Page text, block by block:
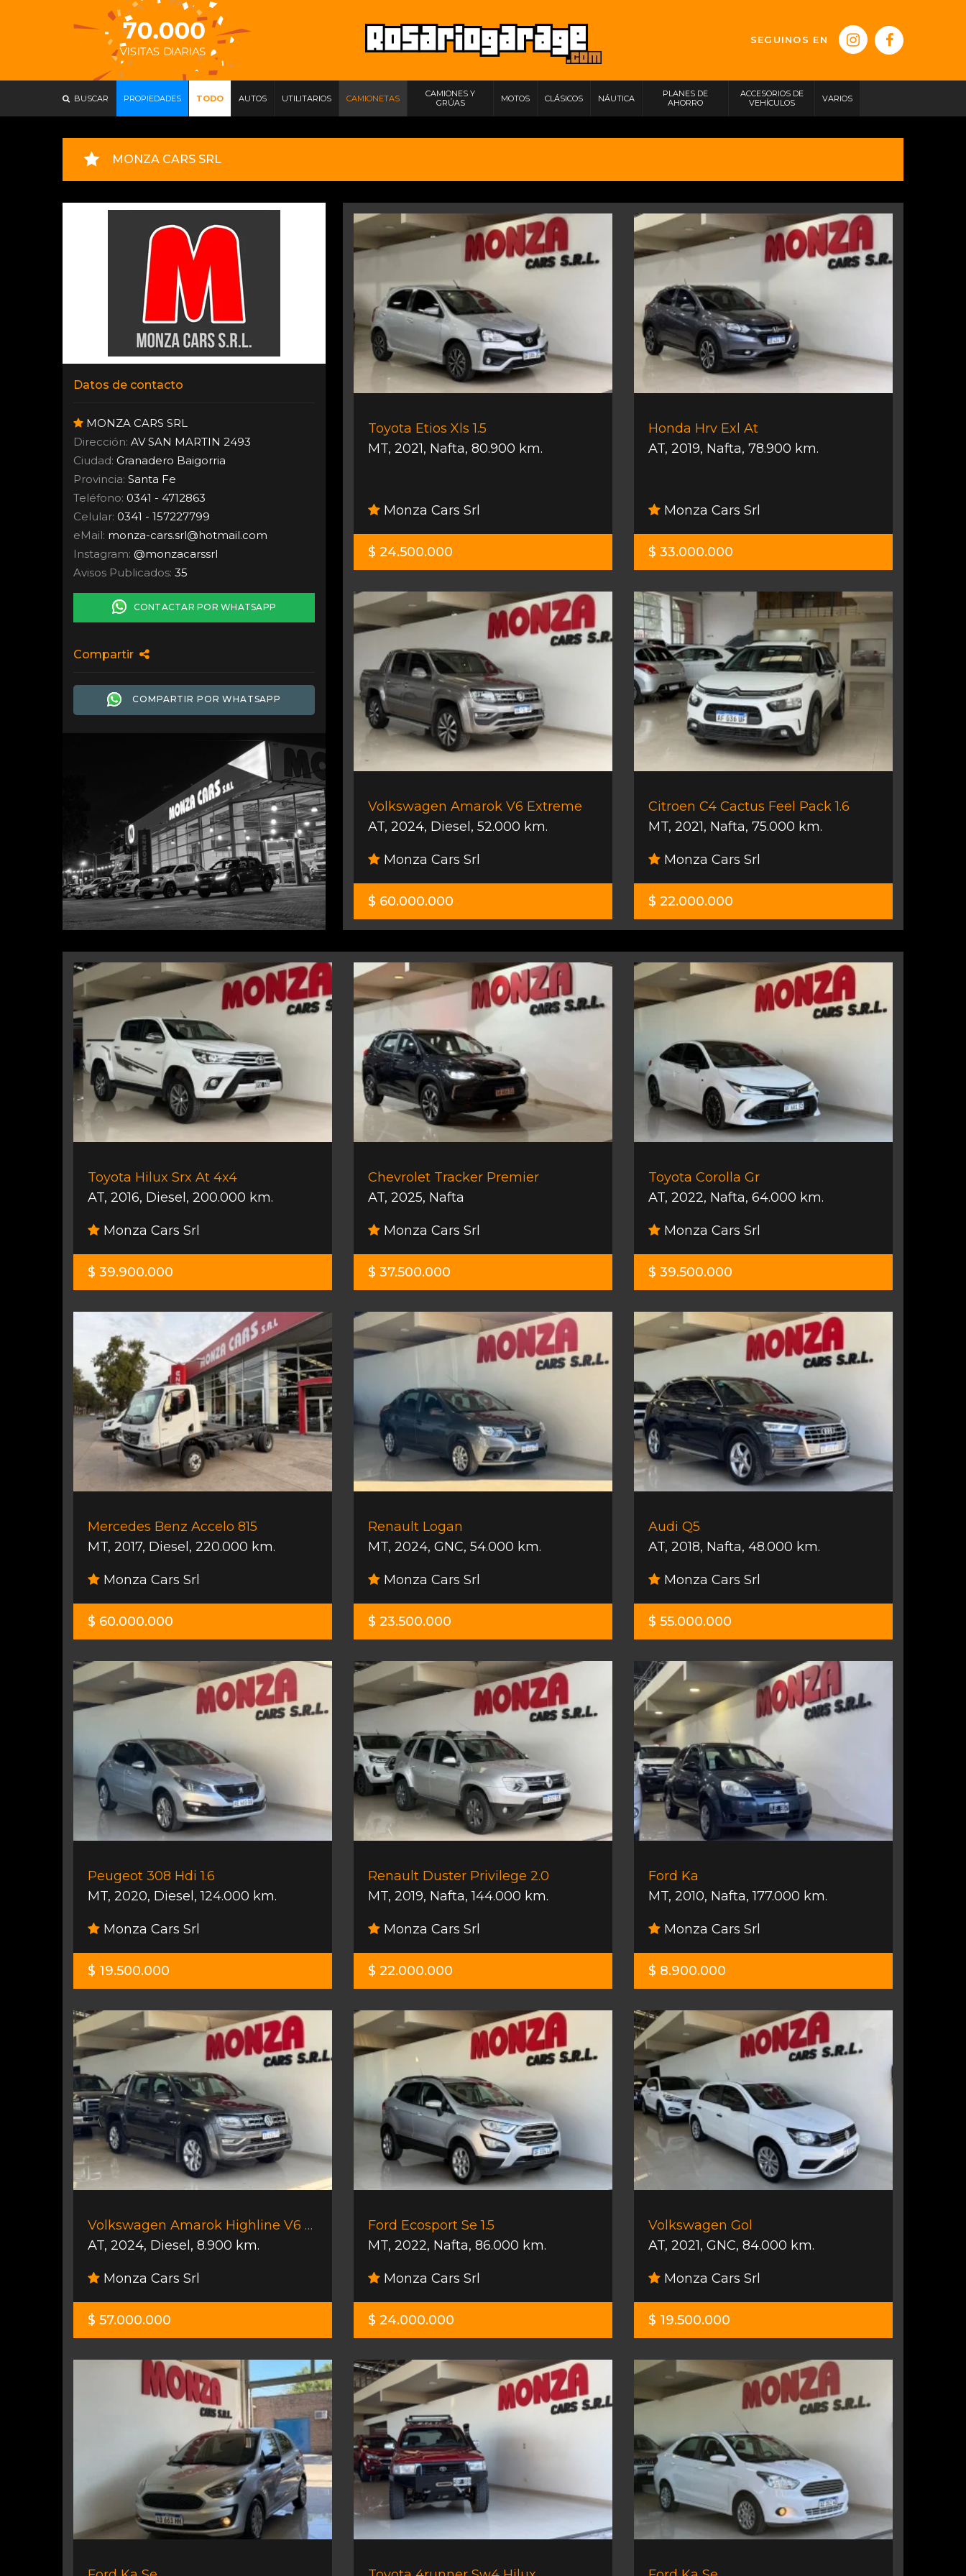
SEGUINOS EN
BUSCAR PROPIEDADES TODO AUTOS UTILITARIOS CAMIONETAS
CAMIONES Y
GRÚAS
MOTOS CLÁSICOS NÁUTICA
PLANES DE
AHORRO
ACCESORIOS DE
VEHÍCULOS
VARIOS
MONZA CARS SRL
Datos de contacto
MONZA CARS SRL
Dirección: AV SAN MARTIN 2493
Ciudad: Granadero Baigorria
Provincia: Santa Fe
Teléfono: 0341 - 4712863
Celular: 0341 - 157227799
eMail: monza-cars.srl@hotmail.com
Instagram: @monzacarssrl
Avisos Publicados: 35
CONTACTAR POR WHATSAPP
Compartir
COMPARTIR POR WHATSAPP
Toyota Etios Xls 1.5
MT, 2021, Nafta, 80.900 km.
Monza Cars Srl
$ 24.500.000
Honda Hrv Exl At
AT, 2019, Nafta, 78.900 km.
Monza Cars Srl
$ 33.000.000
Volkswagen Amarok V6 Extreme
AT, 2024, Diesel , 52.000 km.
Monza Cars Srl
$ 60.000.000
Citroen C4 Cactus Feel Pack 1.6
MT, 2021, Nafta, 75.000 km.
Monza Cars Srl
$ 22.000.000
Toyota Hilux Srx At 4x4
AT, 2016, Diesel , 200.000 km.
Monza Cars Srl
$ 39.900.000
Chevrolet Tracker Premier
AT, 2025, Nafta
Monza Cars Srl
$ 37.500.000
Toyota Corolla Gr
AT, 2022, Nafta, 64.000 km.
Monza Cars Srl
$ 39.500.000
Mercedes Benz Accelo 815
MT, 2017, Diesel , 220.000 km.
Monza Cars Srl
$ 60.000.000
Renault Logan
MT, 2024, GNC, 54.000 km.
Monza Cars Srl
$ 23.500.000
Audi Q5
AT, 2018, Nafta, 48.000 km.
Monza Cars Srl
$ 55.000.000
Peugeot 308 Hdi 1.6
MT, 2020, Diesel ,124.000 km.
Monza Cars Srl
$ 19.500.000
Renault Duster Privilege 2.0
MT, 2019, Nafta,144.000 km.
Monza Cars Srl
$ 22.000.000
Ford Ka
MT, 2010, Nafta,177.000 km.
Monza Cars Srl
$ 8.900.000
Volkswagen Amarok Highline V6 4x4
AT, 2024, Diesel , 8.900 km.
Monza Cars Srl
$ 57.000.000
Ford Ecosport Se 1.5
MT, 2022, Nafta, 86.000 km.
Monza Cars Srl
$ 24.000.000
Volkswagen Gol
AT, 2021, GNC, 84.000 km.
Monza Cars Srl
$ 19.500.000